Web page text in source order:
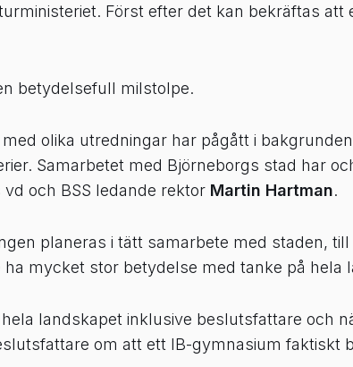
Först efter det kan bekräftas att
betydelsefull milstolpe.
olika utredningar har pågått i
Samarbetet med Björneborgs stad har
och BSS ledande rektor Martin Hartman.
planeras i tätt samarbete med staden,
mycket stor betydelse med tanke på hela
landskapet inklusive beslutsfattare och
om att ett IB-gymnasium faktiskt